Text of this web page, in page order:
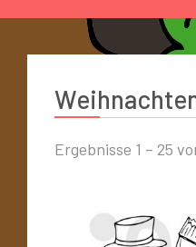
Ergebnisse 1 – 25